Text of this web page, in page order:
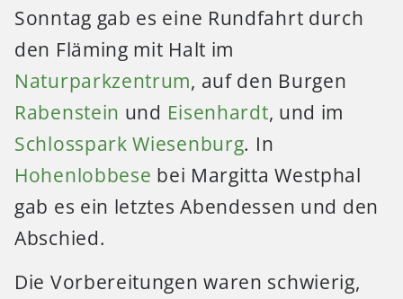
Sonntag gab es eine Rundfahrt durch
den Fläming mit Halt im
Naturparkzentrum, auf den Burgen
Rabenstein und Eisenhardt, und im
Schlosspark Wiesenburg. In
Hohenlobbese bei Margitta Westphal
gab es ein letztes Abendessen und den
Abschied.
Die Vorbereitungen waren schwierig,